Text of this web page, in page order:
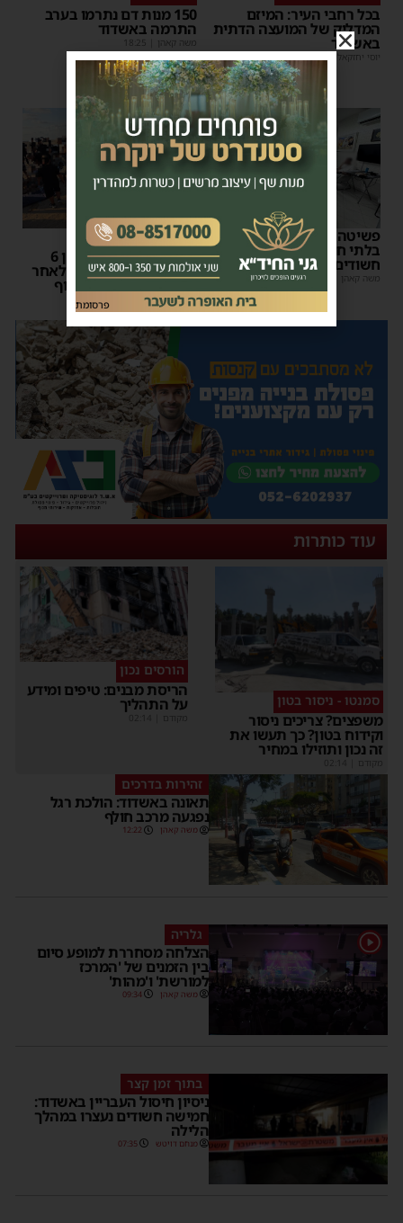
בכל רחבי העיר: המיזם
המדליק של המועצה הדתית
באשדוד
יוסי יחזקאלי
150 מנות דם נתרמו בערב
התרמה באשדוד
משה קאהן 18:25
פשיטה על בית הימורים
בלתי חוקי באשדוד: חמישה
חשודים עוכבו לחקירה
משה קאהן
כלי מסוכן
עדכון מבית החולים: בן 6
מאושפז בטיפול נמרץ לאחר
תאונת הטרקטורון בחוף
באשדוד
משה קאהן |
12:26
עוד כותרות
סמנטו - ניסור בטון
משפצים? צריכים ניסור
וקידוח בטון? כך תעשו את
זה נכון ותוזילו במחיר
מקודם
הורסים נכון
הריסת מבנים: טיפים ומידע
על התהליך
מקודם
זהירות בדרכים
תאונה באשדוד: הולכת רגל
נפגעה מרכב חולף
משה קאהן 12:22
1 גלריה
הצלחה מסחררת למופע סיום
בין הזמנים של 'המרכז
למורשת' ו'מהות'
משה קאהן 09:34
בתוך זמן קצר
ניסיון חיסול העבריין באשדוד:
חמישה חשודים נעצרו במהלך
הלילה
מנחם דויטש 07:35
פרסומת